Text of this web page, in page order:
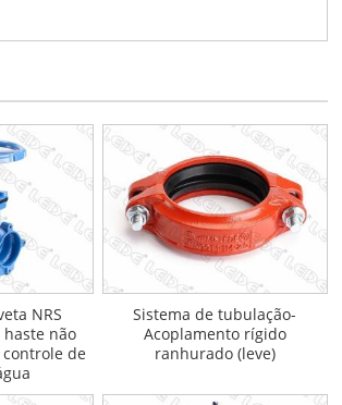
NRS
não
de
Sistema de tubulação-
Acoplamento rígido
ranhurado (leve)